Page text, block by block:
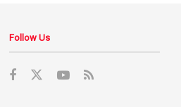
Follow Us